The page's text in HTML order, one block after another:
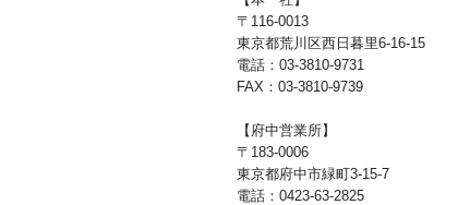
〒116-0013
東京都荒川区西日暮里6-16-15
電話：03-3810-9731
FAX：03-3810-9739
【府中営業所】
〒183-0006
東京都府中市緑町3-15-7
電話：0423-63-2825